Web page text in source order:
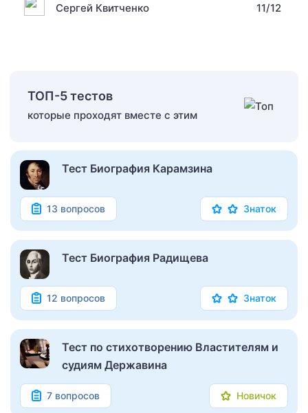
Сергей Квитченко 11/12
ТОП-5 тестов
которые проходят вместе с этим
Тест Биография Карамзина
13 вопросов Знаток
Тест Биография Радищева
12 вопросов Знаток
Тест по стихотворению Властителям и
судиям Державина
7 вопросов Новичок